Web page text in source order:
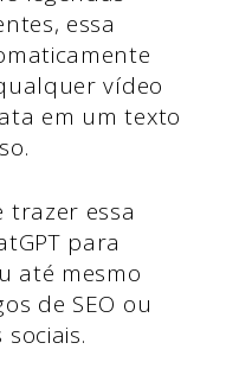
essa
vídeo
em um texto
trazer essa
para
até mesmo
de SEO ou